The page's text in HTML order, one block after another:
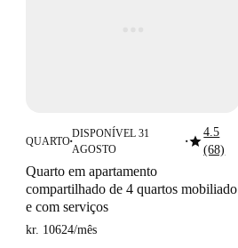
QUARTO■
DISPONÍVEL 31
AGOSTO
■star4.5
(68)
Quarto em apartamento
compartilhado de 4 quartos mobiliado
e com serviços
kr. 10624/mês